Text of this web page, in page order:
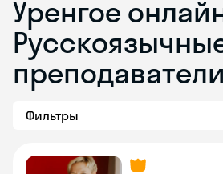
Уренгое
преподаватели
Фильтры